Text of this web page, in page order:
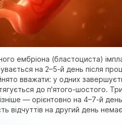
ембріона (бластоциста)
на 2–5-й день після
вважати: у одних
до п'ятого-шостого.
— орієнтовно на 4–7-й
відчуттів на другий день